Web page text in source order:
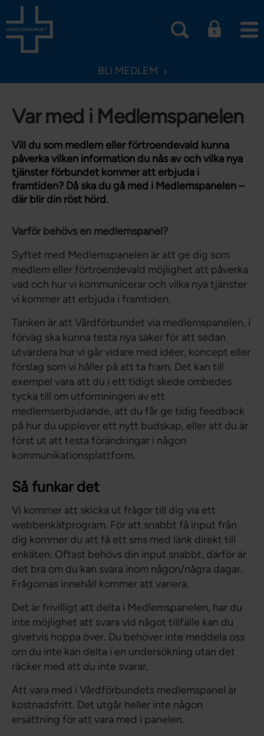
BLI MEDLEM
Var med i Medlemspanelen
Vill du som medlem eller förtroendevald kunna
påverka vilken information du nås av och vilka nya
tjänster förbundet kommer att erbjuda i
framtiden? Då ska du gå med i Medlemspanelen –
där blir din röst hörd.
Varför behövs en medlemspanel?
Syftet med Medlemspanelen är att ge dig som
medlem eller förtroendevald möjlighet att påverka
vad och hur vi kommunicerar och vilka nya tjänster
vi kommer att erbjuda i framtiden.
Tanken är att Vårdförbundet via medlemspanelen, i
förväg ska kunna testa nya saker för att sedan
utvärdera hur vi går vidare med idéer, koncept eller
förslag som vi håller på att ta fram. Det kan till
exempel vara att du i ett tidigt skede ombedes
tycka till om utformningen av ett
medlemserbjudande, att du får ge tidig feedback
på hur du upplever ett nytt budskap, eller att du är
först ut att testa förändringar i någon
kommunikationsplattform.
Så funkar det
Vi kommer att skicka ut frågor till dig via ett
webbenkätprogram. För att snabbt få input från
dig kommer du att få ett sms med länk direkt till
enkäten. Oftast behövs din input snabbt, därför är
det bra om du kan svara inom någon/några dagar.
Frågornas innehåll kommer att variera.
Det är frivilligt att delta i Medlemspanelen, har du
inte möjlighet att svara vid något tillfälle kan du
givetvis hoppa över. Du behöver inte meddela oss
om du inte kan delta i en undersökning utan det
räcker med att du inte svarar.
Att vara med i Vårdförbundets medlemspanel är
kostnadsfritt. Det utgår heller inte någon
ersättning för att vara med i panelen.